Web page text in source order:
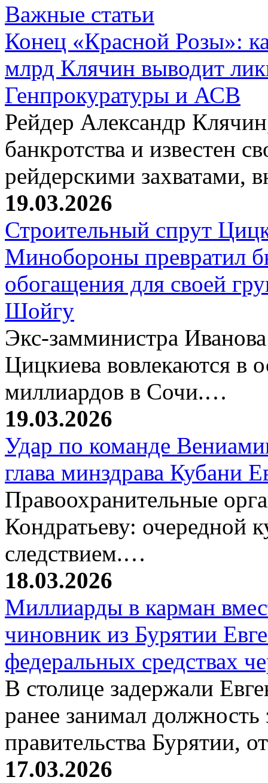
Важные статьи
Конец «Красной Розы»:
млрд Клячин выводит
Генпрокуратуры и АСВ
Рейдер Александр
банкротства и известен
рейдерскими захватами,
19.03.2026
Строительный спрут
Минобороны превратил
обогащения для своей
Шойгу
Экс-замминистра
Цицкиева вовлекаются в
миллиардов в Сочи.…
19.03.2026
Удар по команде
глава минздрава Кубани
Правоохранительные
Кондратьеву: очередной
следствием.…
18.03.2026
Миллиарды в карман
чиновник из Бурятии
федеральных средствах
В столице задержали
ранее занимал должность
правительства Бурятии,
17.03.2026